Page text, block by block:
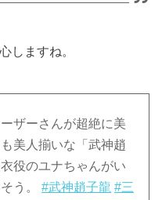
しますね。
ザーさんが超絶に美
美人揃いな「武神趙
役のユナちゃんがい
そう。#武神趙子龍 #三